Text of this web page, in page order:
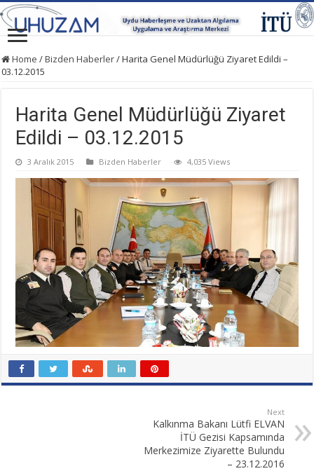
Home /Bizden Haberler/Harita Genel Müdürlüğü Ziyaret Edildi –
03.12.2015
Harita Genel Müdürlüğü Ziyaret
Edildi – 03.12.2015
3 Aralık 2015 Bizden Haberler 4,035 Views
Next
Kalkınma Bakanı Lütfi ELVAN
İTÜ Gezisi Kapsamında
Merkezimize Ziyarette Bulundu
– 23.12.2016